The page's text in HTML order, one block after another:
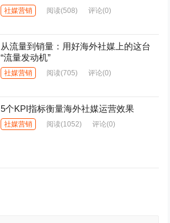
社媒营销 阅读(508) 评论(0)
从流量到销量：用好海外社媒上的这台
“流量发动机”
社媒营销 阅读(705) 评论(0)
5个KPI指标衡量海外社媒运营效果
社媒营销 阅读(1052) 评论(0)